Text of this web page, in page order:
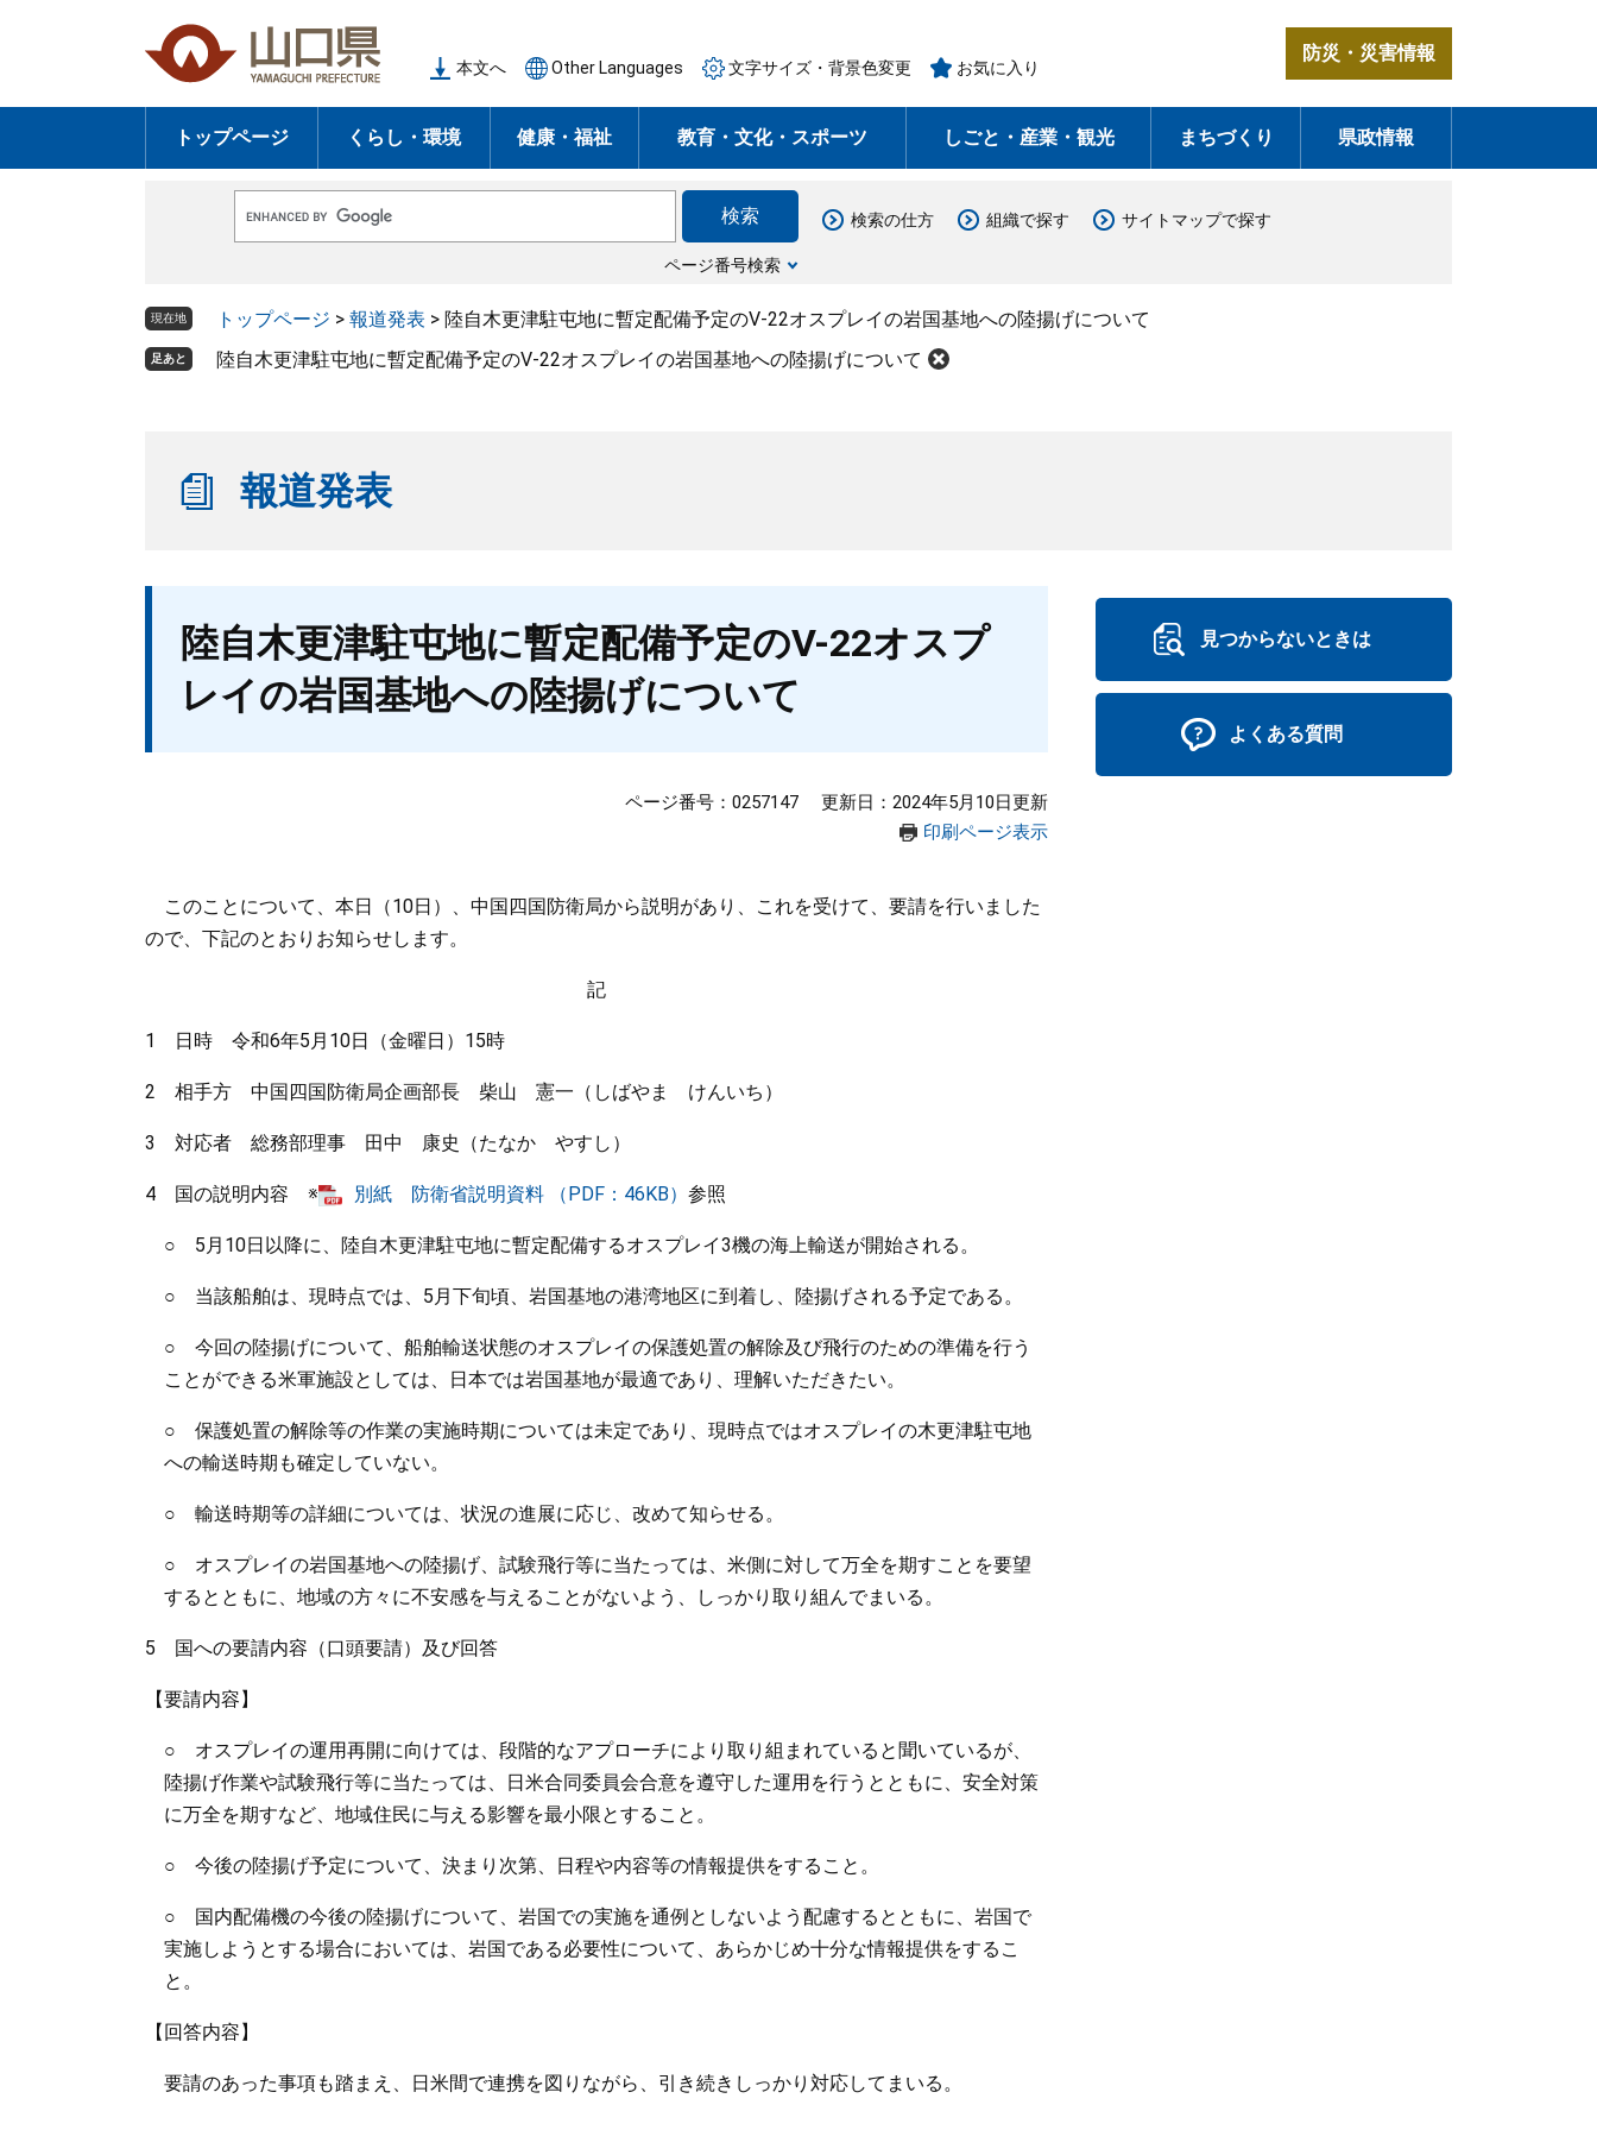
の
頭
ー
飛
本文へ Other Languages 文字サイズ・背景色変更 お気に入り
防災・災害情報
トップページ くらし・環境 健康・福祉 教育・文化・スポーツ しごと・産業・観光 まちづくり 県政情報
o
e
ス
ページ番号検索
検索の仕方 組織で探す サイトマップで探す
現在地 トップページ > 報道発表 > 陸自木更津駐屯地に暫定配備予定のV-22オスプレイの岩国基地への陸揚げについて
足あと 陸自木更津駐屯地に暫定配備予定のV-22オスプレイの岩国基地への陸揚げについて
報道発表
陸自木更津駐屯地に暫定配備予定のV-22オスプ
レイの岩国基地への陸揚げについて
ページ番号：0257147
更新日：2024年5月10日更新
印刷ページ表示
このことについて、本日（10日）、中国四国防衛局から説明があり、これを受けて、要請を行いました
ので、下記のとおりお知らせします。
記
1 日時 令和6年5月10日（金曜日）15時
2 相手方 中国四国防衛局企画部長 柴山 憲一（しばやま けんいち）
3 対応者 総務部理事 田中 康史（たなか やすし）
4 国の説明内容 ※ 別紙 防衛省説明資料 （PDF：46KB） 参照
○ 5月10日以降に、陸自木更津駐屯地に暫定配備するオスプレイ3機の海上輸送が開始される。
○ 当該船舶は、現時点では、5月下旬頃、岩国基地の港湾地区に到着し、陸揚げされる予定である。
○ 今回の陸揚げについて、船舶輸送状態のオスプレイの保護処置の解除及び飛行のための準備を行う
ことができる米軍施設としては、日本では岩国基地が最適であり、理解いただきたい。
○ 保護処置の解除等の作業の実施時期については未定であり、現時点ではオスプレイの木更津駐屯地
への輸送時期も確定していない。
○ 輸送時期等の詳細については、状況の進展に応じ、改めて知らせる。
○ オスプレイの岩国基地への陸揚げ、試験飛行等に当たっては、米側に対して万全を期すことを要望
するとともに、地域の方々に不安感を与えることがないよう、しっかり取り組んでまいる。
5 国への要請内容（口頭要請）及び回答
【要請内容】
○ オスプレイの運用再開に向けては、段階的なアプローチにより取り組まれていると聞いているが、
陸揚げ作業や試験飛行等に当たっては、日米合同委員会合意を遵守した運用を行うとともに、安全対策
に万全を期すなど、地域住民に与える影響を最小限とすること。
○ 今後の陸揚げ予定について、決まり次第、日程や内容等の情報提供をすること。
○ 国内配備機の今後の陸揚げについて、岩国での実施を通例としないよう配慮するとともに、岩国で
実施しようとする場合においては、岩国である必要性について、あらかじめ十分な情報提供をするこ
と。
【回答内容】
要請のあった事項も踏まえ、日米間で連携を図りながら、引き続きしっかり対応してまいる。
見つからないときは
よくある質問